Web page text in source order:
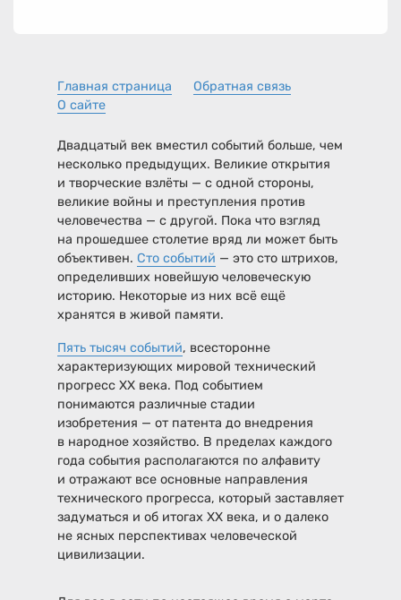
Главная страница
Обратная связь
О сайте
Двадцатый век вместил событий больше, чем
несколько предыдущих. Великие открытия
и творческие взлёты — с одной стороны,
великие войны и преступления против
человечества — с другой. Пока что взгляд
на прошедшее столетие вряд ли может быть
объективен. Сто событий — это сто штрихов,
определивших новейшую человеческую
историю. Некоторые из них всё ещё
хранятся в живой памяти.
Пять тысяч событий, всесторонне
характеризующих мировой технический
прогресс XX века. Под событием
понимаются различные стадии
изобретения — от патента до внедрения
в народное хозяйство. В пределах каждого
года события располагаются по алфавиту
и отражают все основные направления
технического прогресса, который заставляет
задуматься и об итогах XX века, и о далеко
не ясных перспективах человеческой
цивилизации.